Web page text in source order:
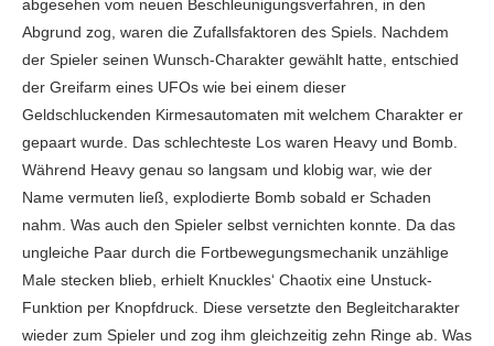
abgesehen vom neuen Beschleunigungsverfahren, in den
Abgrund zog, waren die Zufallsfaktoren des Spiels. Nachdem
der Spieler seinen Wunsch-Charakter gewählt hatte, entschied
der Greifarm eines UFOs wie bei einem dieser
Geldschluckenden Kirmesautomaten mit welchem Charakter er
gepaart wurde. Das schlechteste Los waren Heavy und Bomb.
Während Heavy genau so langsam und klobig war, wie der
Name vermuten ließ, explodierte Bomb sobald er Schaden
nahm. Was auch den Spieler selbst vernichten konnte. Da das
ungleiche Paar durch die Fortbewegungsmechanik unzählige
Male stecken blieb, erhielt Knuckles‘ Chaotix eine Unstuck-
Funktion per Knopfdruck. Diese versetzte den Begleitcharakter
wieder zum Spieler und zog ihm gleichzeitig zehn Ringe ab. Was